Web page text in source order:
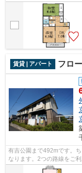
す。ちょっとした街並みの
賃貸 | アパート フロ
有吉公園まで492mです。
なります。2つの路線をご
す。千葉市緑区エリアの賃